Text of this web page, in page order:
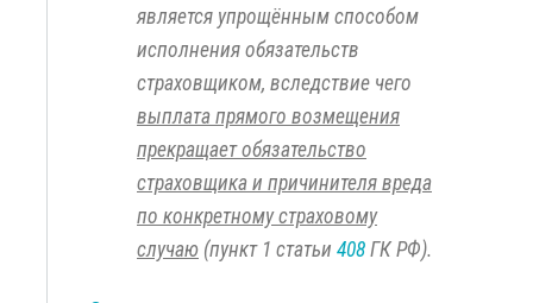
является упрощённым способом
исполнения обязательств
страховщиком, вследствие чего
выплата прямого возмещения
прекращает обязательство
страховщика и причинителя вреда
по конкретному страховому
случаю (пункт 1 статьи 408 ГК РФ).